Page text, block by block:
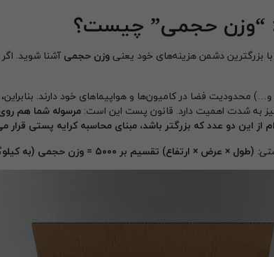
“وزن حجمی” چیست؟
وزن حجمیآشنا شوید.
فضا در کامیون‌ها و هواپیماهای خود دارند. بنابراین،
به شدت اهمیت دارد. قانون پست این است:مرسوله شما هم
این دو عدد که بزرگتر باشد، مبنای محاسبه کرایه پستی قرار
(طول × عرض × ارتفاع) تقسیم بر ۵۰۰۰ = وزن حجمی (به کیلوگرم)